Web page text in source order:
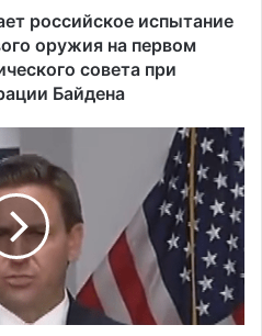
российское испытание
оружия на первом
совета при
Байдена